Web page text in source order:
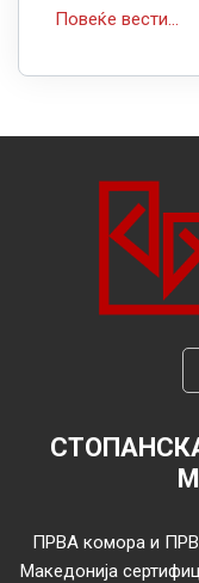
Повеќе вести...
ПРВА комора и
Македонија